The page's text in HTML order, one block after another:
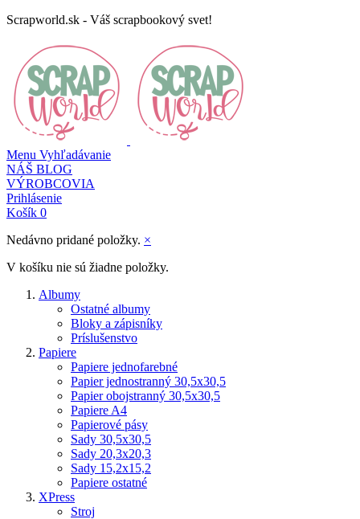
Scrapworld.sk - Váš scrapbookový svet!
Menu Vyhľadávanie
NÁŠ BLOG
VÝROBCOVIA
Prihlásenie
Košík 0
Nedávno pridané položky. ×
V košíku nie sú žiadne položky.
Albumy
Ostatné albumy
Bloky a zápisníky
Príslušenstvo
Papiere
Papiere jednofarebné
Papier jednostranný 30,5x30,5
Papier obojstranný 30,5x30,5
Papiere A4
Papierové pásy
Sady 30,5x30,5
Sady 20,3x20,3
Sady 15,2x15,2
Papiere ostatné
XPress
Stroj